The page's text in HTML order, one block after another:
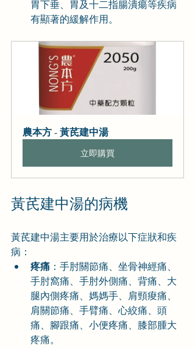
胃下垂、胃及十二指腸潰瘍等疾病
有顯著的緩解作用。
農本方 - 黃芪建中湯
立即購買
黃芪建中湯的病機
黃芪建中湯主要用於治療以下症狀和疾
病：
疼痛 ：手肘關節痛、坐骨神經痛、
手肘窩痛、手肘外側痛、背痛、大
腿內側疼痛、媽媽手、肩頸痠痛、
肩關節痛、手臂痛、心絞痛、頭
痛、腳跟痛、小便疼痛、膝部腫大
疼痛。